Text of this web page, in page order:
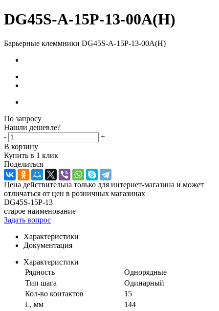
DG45S-A-15P-13-00A(H)
Барьерные клеммники DG45S-A-15P-13-00A(H)
По запросу
Нашли дешевле?
-
+
В корзину
Купить в 1 клик
Поделиться
Цена действительна только для интернет-магазина и может
отличаться от цен в розничных магазинах
DG45S-15P-13
старое наименование
Задать вопрос
Характеристики
Документация
Характеристики
Рядность
Однорядные
Тип шага
Одинарный
Кол-во контактов
15
L, мм
144